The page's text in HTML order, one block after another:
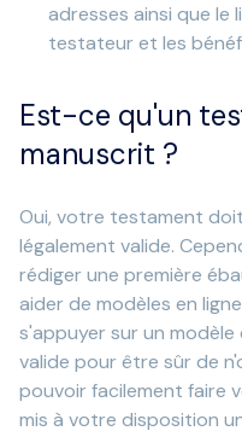
adresses ainsi que le
testateur et les
Est-ce qu'un
manuscrit ?
Oui, votre testament
légalement valide.
rédiger une première
aider de modèles en
s'appuyer sur un
valide pour être sûr de
pouvoir facilement faire
mis à votre disposition